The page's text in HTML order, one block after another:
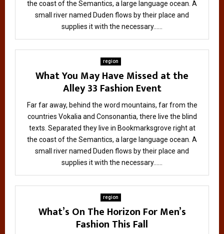
the coast of the Semantics, a large language ocean. A
small river named Duden flows by their place and
supplies it with the necessary......
region
What You May Have Missed at the
Alley 33 Fashion Event
Far far away, behind the word mountains, far from the
countries Vokalia and Consonantia, there live the blind
texts. Separated they live in Bookmarksgrove right at
the coast of the Semantics, a large language ocean. A
small river named Duden flows by their place and
supplies it with the necessary......
region
What’s On The Horizon For Men’s
Fashion This Fall